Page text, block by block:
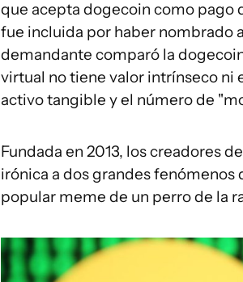
que acepta dogecoin como pago
fue incluida por haber nombrado
demandante comparó la
virtual no tiene valor intrínseco ni
activo tangible y el número de
Fundada en 2013, los creadores
irónica a dos grandes
popular meme de un perro de la